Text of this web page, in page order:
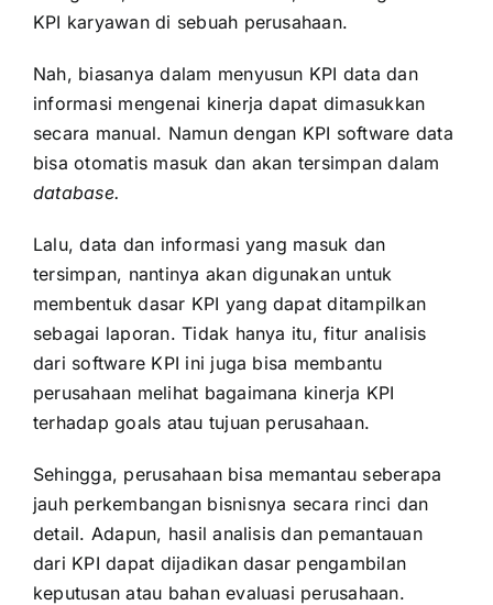
KPI karyawan di sebuah perusahaan.
Nah, biasanya dalam menyusun KPI data dan
informasi mengenai kinerja dapat dimasukkan
secara manual. Namun dengan KPI software data
bisa otomatis masuk dan akan tersimpan dalam
database.
Lalu, data dan informasi yang masuk dan
tersimpan, nantinya akan digunakan untuk
membentuk dasar KPI yang dapat ditampilkan
sebagai laporan. Tidak hanya itu, fitur analisis
dari software KPI ini juga bisa membantu
perusahaan melihat bagaimana kinerja KPI
terhadap goals atau tujuan perusahaan.
Sehingga, perusahaan bisa memantau seberapa
jauh perkembangan bisnisnya secara rinci dan
detail. Adapun, hasil analisis dan pemantauan
dari KPI dapat dijadikan dasar pengambilan
keputusan atau bahan evaluasi perusahaan.